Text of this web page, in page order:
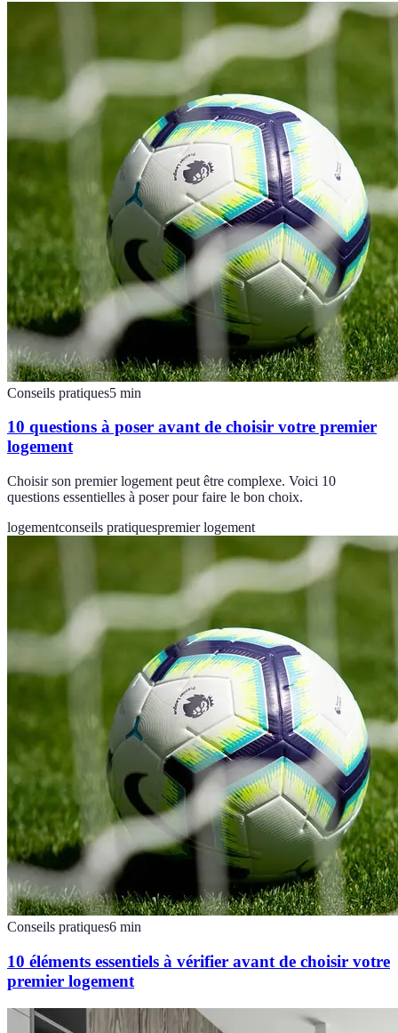
Conseils pratiques5 min
10 questions à poser avant de choisir votre premier
logement
Choisir son premier logement peut être complexe. Voici 10
questions essentielles à poser pour faire le bon choix.
logementconseils pratiquespremier logement
Conseils pratiques6 min
10 éléments essentiels à vérifier avant de choisir votre
premier logement